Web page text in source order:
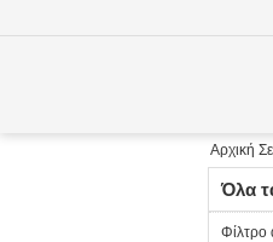
Αρχική
Όλα
Φίλτρο